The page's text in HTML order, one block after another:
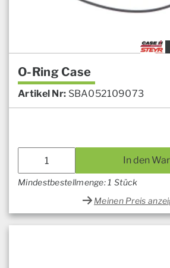
O-Ring Case
Artikel Nr: SBA052109073
In den
Mindestbestellmenge: 1 Stück
Meinen Preis